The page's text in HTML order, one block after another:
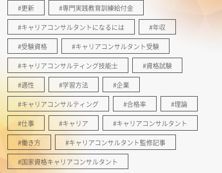
#更新 #専門実践教育訓練給付金
#キャリアコンサルタントになるには #年収
#受験資格 #キャリアコンサルタント受験
#キャリアコンサルティング技能士 #資格試験
#適性 #学習方法 #企業
#キャリアコンサルティング #合格率 #理論
#仕事 #キャリア #キャリアコンサルタント
#働き方 #キャリアコンサルタント監修記事
#国家資格キャリアコンサルタント